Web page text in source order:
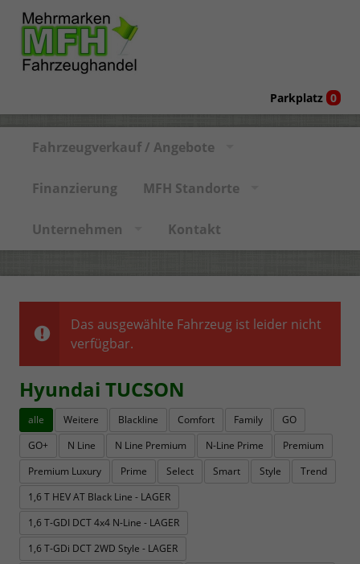
Parkplatz 0
Fahrzeugverkauf / Angebote
Finanzierung MFH Standorte
Unternehmen Kontakt
Das ausgewählte Fahrzeug ist leider nicht
verfügbar.
Hyundai TUCSON
alle Weitere Blackline Comfort Family
GO
GO+
N Line N Line Premium N-Line Prime
Premium
Premium Luxury
Prime Select Smart Style
Trend
1,6 T HEV AT Black Line - LAGER
1,6 T-GDI DCT 4x4 N-Line - LAGER
1,6 T-GDi DCT 2WD Style - LAGER